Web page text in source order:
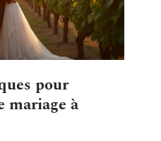
pour
mariage à